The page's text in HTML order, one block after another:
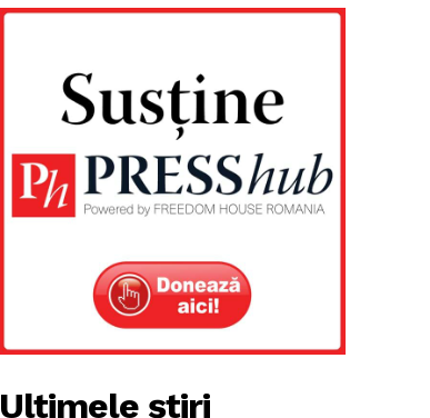
Ultimele știri